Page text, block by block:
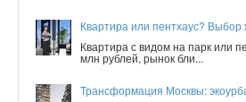
Квартира или пентхаус?
Квартира с видом на парк или
млн рублей, рынок бли...
Трансформация Москвы: